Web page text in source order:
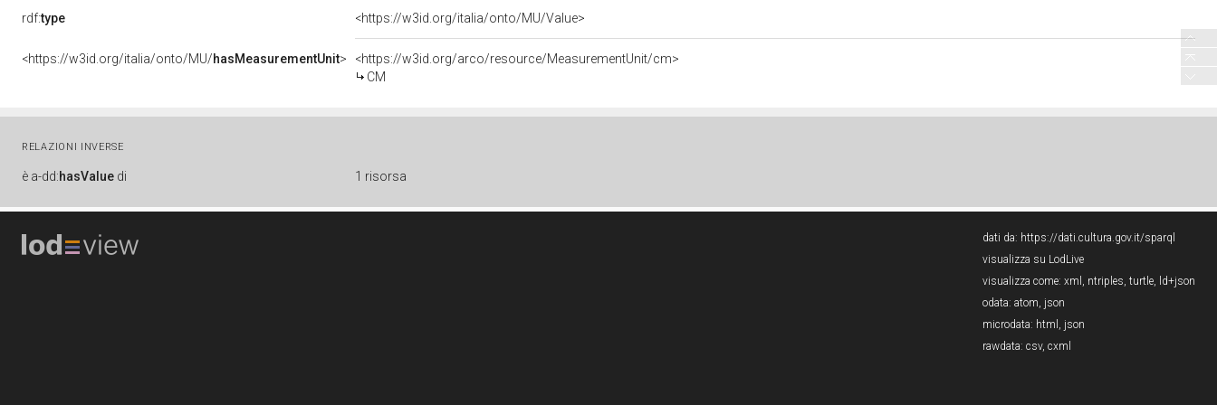
rdf:type <https://w3id.org/italia/onto/MU/Value>
<https://w3id.org/italia/onto/MU/hasMeasurementUnit>
<https://w3id.org/arco/resource/MeasurementUnit/cm>
CM
RELAZIONI INVERSE
è a-dd:hasValue di 1 risorsa
dati da: https://dati.cultura.gov.it/sparql
visualizza su LodLive
visualizza come: xml , ntriples, turtle, ld+json
odata: atom, json
microdata: html , json
rawdata: csv, cxml